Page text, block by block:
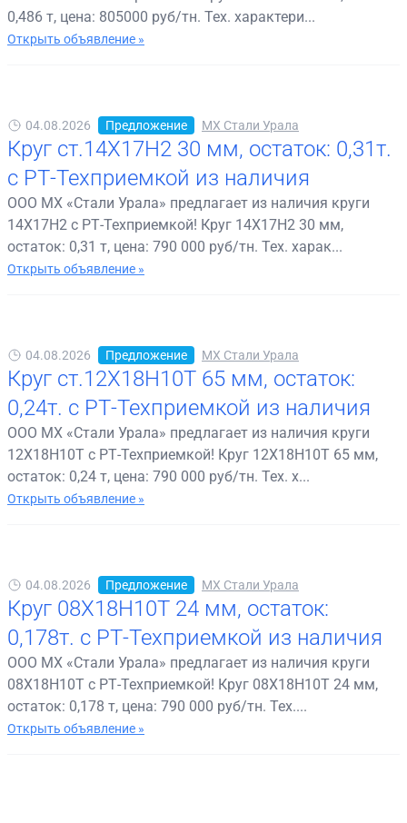
0,486 т, цена: 805000 руб/тн. Тех. характери...
Открыть объявление »
04.08.2026 Предложение МХ Стали Урала
Круг ст.14Х17Н2 30 мм, остаток: 0,31т.
с РТ-Техприемкой из наличия
ООО МХ «Стали Урала» предлагает из наличия круги
14Х17Н2 с РТ-Техприемкой! Круг 14Х17Н2 30 мм,
остаток: 0,31 т, цена: 790 000 руб/тн. Тех. харак...
Открыть объявление »
04.08.2026 Предложение МХ Стали Урала
Круг ст.12Х18Н10Т 65 мм, остаток:
0,24т. с РТ-Техприемкой из наличия
ООО МХ «Стали Урала» предлагает из наличия круги
12Х18Н10Т с РТ-Техприемкой! Круг 12Х18Н10Т 65 мм,
остаток: 0,24 т, цена: 790 000 руб/тн. Тех. х...
Открыть объявление »
04.08.2026 Предложение МХ Стали Урала
Круг 08Х18Н10Т 24 мм, остаток:
0,178т. с РТ-Техприемкой из наличия
ООО МХ «Стали Урала» предлагает из наличия круги
08Х18Н10Т с РТ-Техприемкой! Круг 08Х18Н10Т 24 мм,
остаток: 0,178 т, цена: 790 000 руб/тн. Тех....
Открыть объявление »